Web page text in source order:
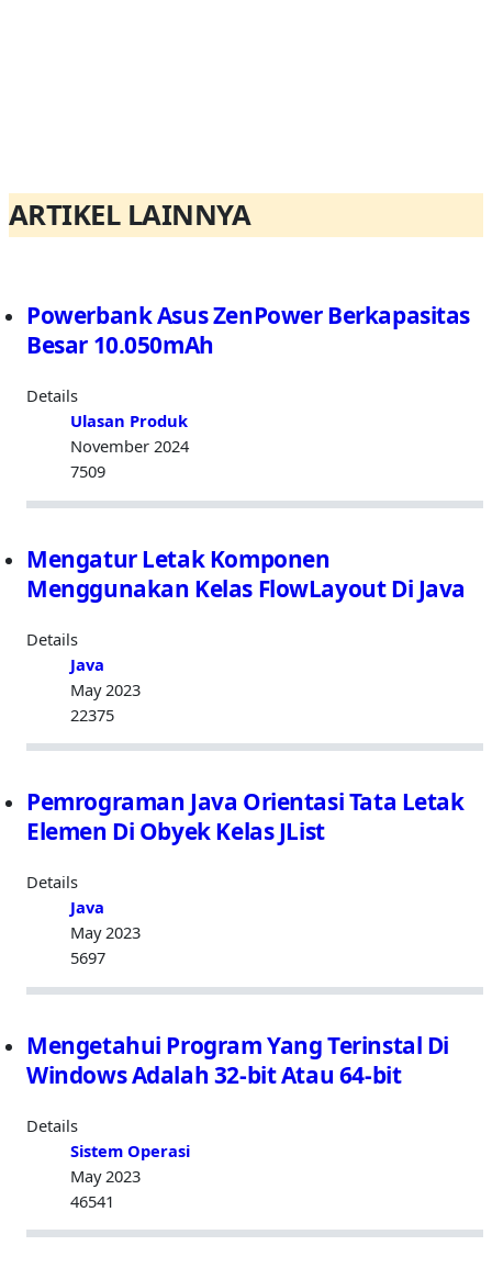
ARTIKEL LAINNYA
Powerbank Asus ZenPower Berkapasitas
Besar 10.050mAh
Details
Ulasan Produk
November 2024
7509
Mengatur Letak Komponen
Menggunakan Kelas FlowLayout Di Java
Details
Java
May 2023
22375
Pemrograman Java Orientasi Tata Letak
Elemen Di Obyek Kelas JList
Details
Java
May 2023
5697
Mengetahui Program Yang Terinstal Di
Windows Adalah 32-bit Atau 64-bit
Details
Sistem Operasi
May 2023
46541